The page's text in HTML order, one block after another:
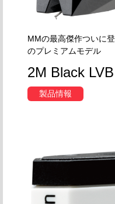
MMの最高傑作ついに
のプレミアムモデル
2M Black
製品情報